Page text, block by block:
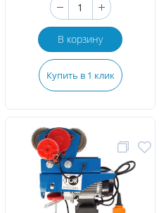
В корзину
Купить в 1 клик